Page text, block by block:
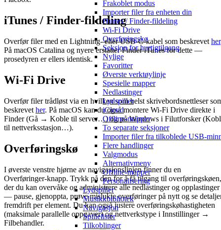
Frakoblet modus
Importer filer fra enheten din
iTunes / Finder-fildeling
Wi-Fi Drive
Overføringskø
Seksjon for hurtigtilgang
Nylige
Favoritter
Øverste verktøylinje
Spesielle mapper
Nedlastinger
Lydspiller
iCloud
Offline-mapper
To separate seksjoner
Importer filer fra tilkoblede USB-
Flere handlinger
Valgmodus
Alternativmeny
Offline-mapper
Personalisering
Lydspiller
Musikkbibliotek
Navigasjon
Spillelister
Tilkoblinger
iTunes / Finder-fildeling
Overfør filer med en Lightning- eller USB-C-kabel som beskrevet her
På macOS Catalina og nyere erstatter Finder iTunes for dette —
prosedyren er ellers identisk.
Wi-Fi Drive
Overfør filer trådløst via en hvilken som helst skrivebordsnettleser
beskrevet her. På macOS kan du også montere Wi-Fi Drive direkte i
Finder (Gå → Koble til server…) og på Windows i Filutforsker
til nettverksstasjon…).
Overføringskø
I øverste venstre hjørne av navigasjonslinjen finner du en
Overføringer-knapp. Trykk på den for å få tilgang til overføringskøen,
der du kan overvåke og administrere alle nedlastinger og opplastinger
— pause, gjenoppta, prøve mislukte overføringer på nytt og se
fremdrift per element. Du kan også justere overføringskøhastigheten
(maksimale parallelle oppgaver) og nettverkstype i Innstillinger →
Filbehandler.